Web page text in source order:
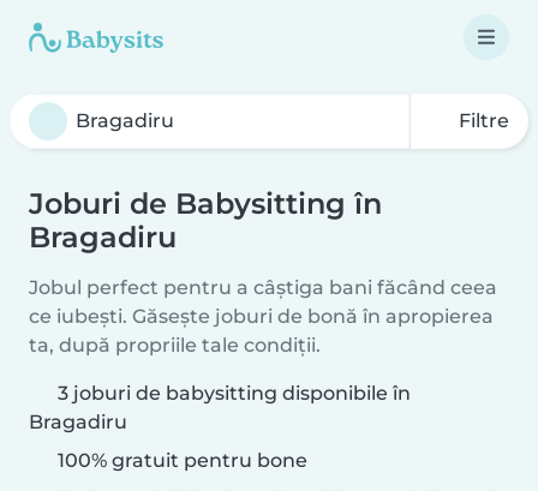
Filtre
Joburi de Babysitting în
Bragadiru
Jobul perfect pentru a câștiga bani făcând ceea
ce iubești. Găsește joburi de bonă în apropierea
ta, după propriile tale condiții.
3 joburi de babysitting disponibile în
Bragadiru
100% gratuit pentru bone